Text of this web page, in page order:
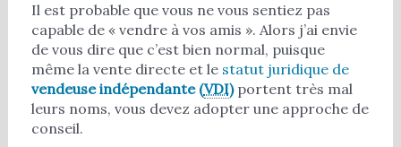
Il est probable que vous ne vous sentiez pas
capable de « vendre à vos amis ». Alors j’ai envie
de vous dire que c’est bien normal, puisque
même la vente directe et le statut juridique de
vendeuse indépendante (VDI) portent très mal
leurs noms, vous devez adopter une approche de
conseil.